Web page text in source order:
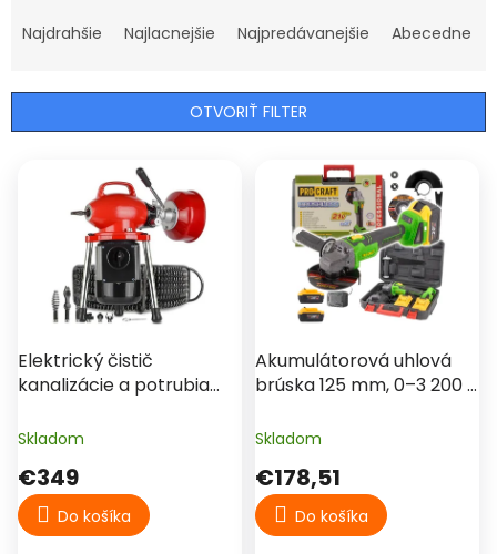
a
i
o
v
Najdrahšie Najlacnejšie Najpredávanejšie Abecedne
OTVORIŤ FILTER
d
u
t
v
Elektrický čistič
kanalizácie a potrubia
(20m) - HITMAN T-EPDX-
Skladom
€349
Do košíka
Akumulátorová uhlová
brúska 125 mm, 0–3 200 /
PWA216 (2× 20 V 4 Ah)
Skladom
€178,51
Do košíka